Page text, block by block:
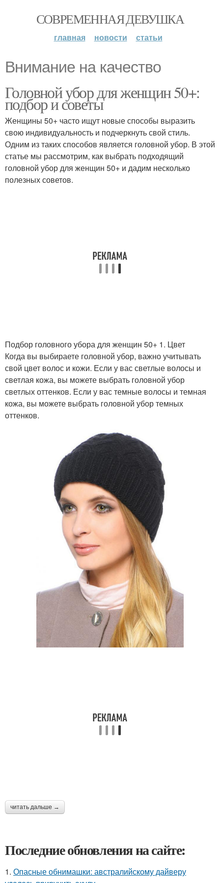
СОВРЕМЕННАЯ ДЕВУШКА
главная новости статьи
Внимание на качество
Головной убор для женщин 50+:
подбор и советы
Женщины 50+ часто ищут новые способы выразить
свою индивидуальность и подчеркнуть свой стиль.
Одним из таких способов является головной убор. В этой
статье мы рассмотрим, как выбрать подходящий
головной убор для женщин 50+ и дадим несколько
полезных советов.
Подбор головного убора для женщин 50+ 1. Цвет
Когда вы выбираете головной убор, важно учитывать
свой цвет волос и кожи. Если у вас светлые волосы и
светлая кожа, вы можете выбрать головной убор
светлых оттенков. Если у вас темные волосы и темная
кожа, вы можете выбрать головной убор темных
оттенков.
читать дальше →
Последние обновления на сайте:
1. Опасные обнимашки: австралийскому дайверу